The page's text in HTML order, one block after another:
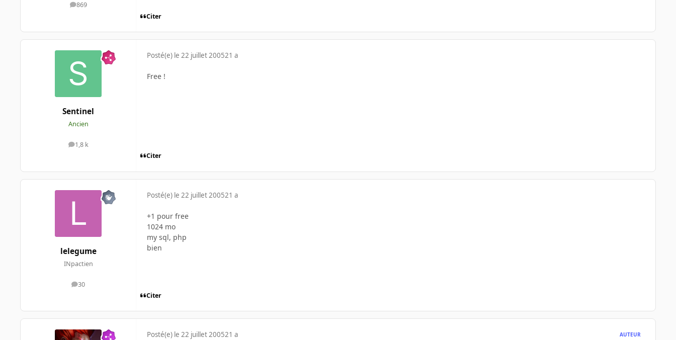
869
messages
Citer
Sentinel
Ancien
1,8 k
messages
Posté(e) le 22 juillet 200521 a
Free !
Citer
lelegume
INpactien
30
messages
Posté(e) le 22 juillet 200521 a
+1 pour free
1024 mo
my sql, php
bien
Citer
Posté(e) le 22 juillet 200521 a AUTEUR